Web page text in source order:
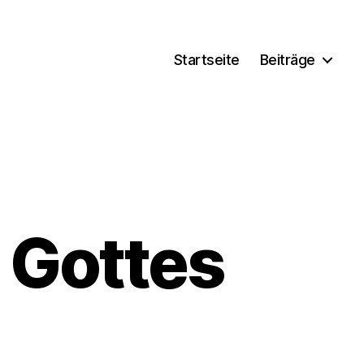
Startseite Beiträge